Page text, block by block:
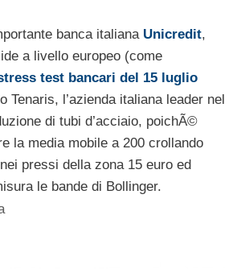
banca italiana Unicredit,
a livello europeo (come
test bancari del 15 luglio
Tenaris, l’azienda italiana leader nel
di tubi d’acciaio, poichÃ©
la media mobile a 200 crollando
pressi della zona 15 euro ed
le bande di Bollinger.